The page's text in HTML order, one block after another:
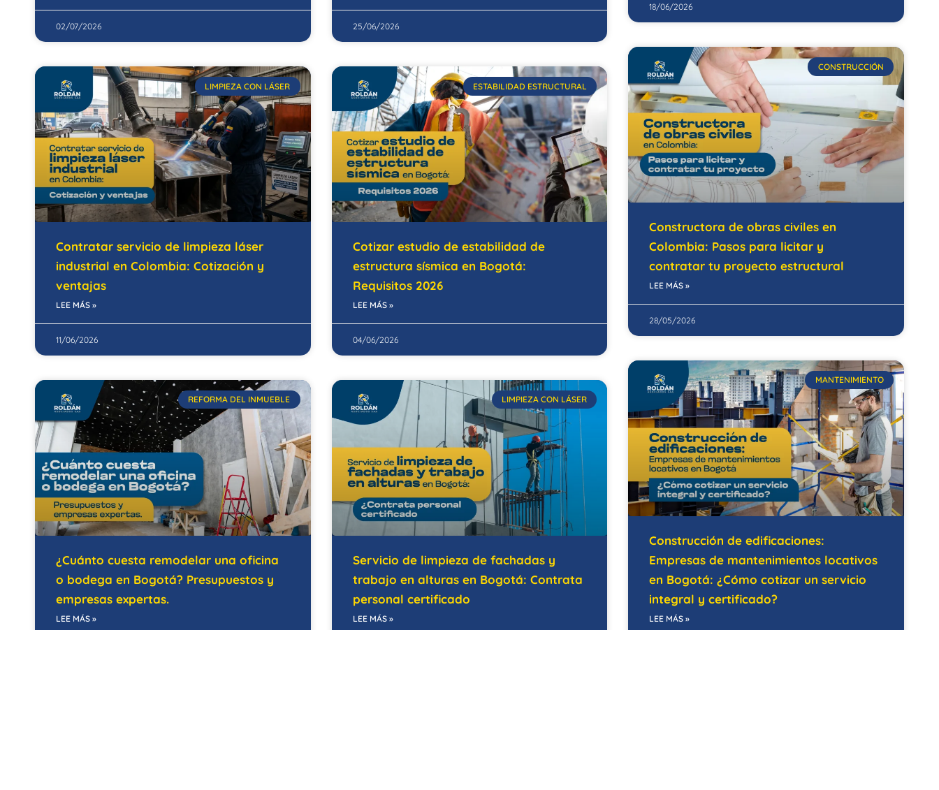
02/07/2026 25/06/2026
18/06/2026
LIMPIEZA CON LÁSER
Contratar servicio de limpieza láser
industrial en Colombia: Cotización y
ventajas
LEE MÁS »
11/06/2026
ESTABILIDAD ESTRUCTURAL
Cotizar estudio de estabilidad de
estructura sísmica en Bogotá:
Requisitos 2026
LEE MÁS »
04/06/2026
CONSTRUCCIÓN
Constructora de obras civiles en
Colombia: Pasos para licitar y
contratar tu proyecto estructural
LEE MÁS »
28/05/2026
REFORMA DEL INMUEBLE
¿Cuánto cuesta remodelar una oficina
o bodega en Bogotá? Presupuestos y
empresas expertas.
LEE MÁS »
LIMPIEZA CON LÁSER
Servicio de limpieza de fachadas y
trabajo en alturas en Bogotá: Contrata
personal certificado
LEE MÁS »
MANTENIMIENTO
Construcción de edificaciones:
Empresas de mantenimientos locativos
en Bogotá: ¿Cómo cotizar un servicio
integral y certificado?
LEE MÁS »